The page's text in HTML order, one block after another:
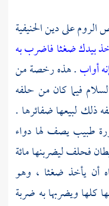
الرومعلى دين الحنيفية
بيدك ضغثا فاضرب به
أواب. هذه رخصة من
فيما كان من حلفه
ذلك لبيعها ضفائرها .
طبيب يصف لها دواء
فحلف ليضربنها مائة
أن يأخذ ضغثا ، وهو
كلها ويضربها به ضربة